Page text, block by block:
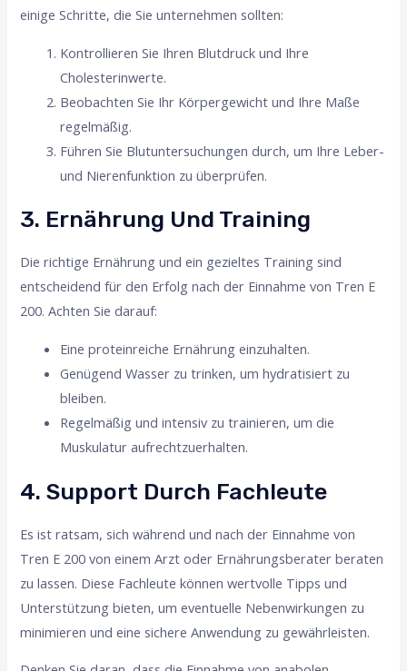
einige Schritte, die Sie unternehmen sollten:
Kontrollieren Sie Ihren Blutdruck und Ihre
Cholesterinwerte.
Beobachten Sie Ihr Körpergewicht und Ihre Maße
regelmäßig.
Führen Sie Blutuntersuchungen durch, um Ihre Leber-
und Nierenfunktion zu überprüfen.
3. Ernährung Und Training
Die richtige Ernährung und ein gezieltes Training sind
entscheidend für den Erfolg nach der Einnahme von Tren E
200. Achten Sie darauf:
Eine proteinreiche Ernährung einzuhalten.
Genügend Wasser zu trinken, um hydratisiert zu
bleiben.
Regelmäßig und intensiv zu trainieren, um die
Muskulatur aufrechtzuerhalten.
4. Support Durch Fachleute
Es ist ratsam, sich während und nach der Einnahme von
Tren E 200 von einem Arzt oder Ernährungsberater beraten
zu lassen. Diese Fachleute können wertvolle Tipps und
Unterstützung bieten, um eventuelle Nebenwirkungen zu
minimieren und eine sichere Anwendung zu gewährleisten.